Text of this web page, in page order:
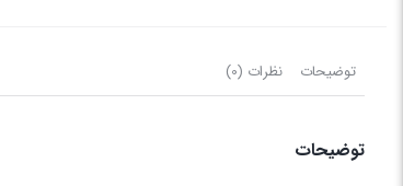
توضیحات نظرات (0)
توضیحات